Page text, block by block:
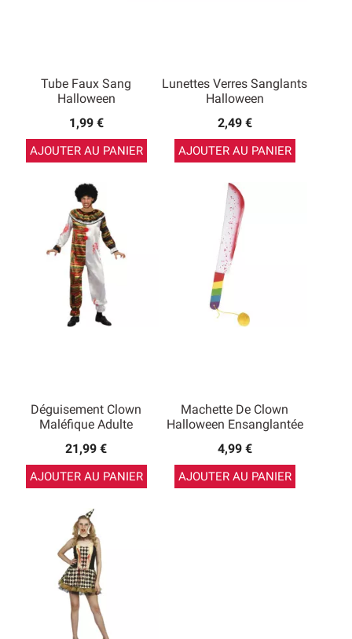
Tube Faux Sang
Halloween
1,99 €
AJOUTER AU PANIER
Lunettes Verres Sanglants
Halloween
2,49 €
AJOUTER AU PANIER
Déguisement Clown
Maléfique Adulte
21,99 €
AJOUTER AU PANIER
Machette De Clown
Halloween Ensanglantée
4,99 €
AJOUTER AU PANIER